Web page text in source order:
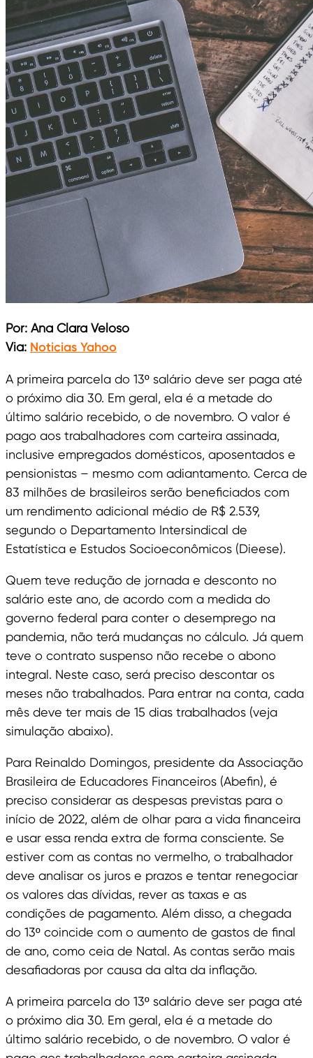
Por: Ana Clara Veloso
Via: Noticias Yahoo
A primeira parcela do 13º salário deve ser paga até
o próximo dia 30. Em geral, ela é a metade do
último salário recebido, o de novembro. O valor é
pago aos trabalhadores com carteira assinada,
inclusive empregados domésticos, aposentados e
pensionistas – mesmo com adiantamento. Cerca de
83 milhões de brasileiros serão beneficiados com
um rendimento adicional médio de R$ 2.539,
segundo o Departamento Intersindical de
Estatística e Estudos Socioeconômicos (Dieese).
Quem teve redução de jornada e desconto no
salário este ano, de acordo com a medida do
governo federal para conter o desemprego na
pandemia, não terá mudanças no cálculo. Já quem
teve o contrato suspenso não recebe o abono
integral. Neste caso, será preciso descontar os
meses não trabalhados. Para entrar na conta, cada
mês deve ter mais de 15 dias trabalhados (veja
simulação abaixo).
Para Reinaldo Domingos, presidente da Associação
Brasileira de Educadores Financeiros (Abefin), é
preciso considerar as despesas previstas para o
início de 2022, além de olhar para a vida financeira
e usar essa renda extra de forma consciente. Se
estiver com as contas no vermelho, o trabalhador
deve analisar os juros e prazos e tentar renegociar
os valores das dívidas, rever as taxas e as
condições de pagamento. Além disso, a chegada
do 13º coincide com o aumento de gastos de final
de ano, como ceia de Natal. As contas serão mais
desafiadoras por causa da alta da inflação.
A primeira parcela do 13º salário deve ser paga até
o próximo dia 30. Em geral, ela é a metade do
último salário recebido, o de novembro. O valor é